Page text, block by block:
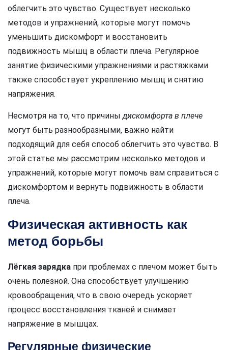
облегчить это чувство. Существует несколько
методов и упражнений, которые могут помочь
уменьшить дискомфорт и восстановить
подвижность мышц в области плеча. Регулярное
занятие физическими упражнениями и растяжками
также способствует укреплению мышц и снятию
напряжения.
Несмотря на то, что причиныдискомфорта в плече
могут быть разнообразными, важно найти
подходящий для себя способ облегчить это чувство. В
этой статье мы рассмотрим несколько методов и
упражнений, которые могут помочь вам справиться с
дискомфортом и вернуть подвижность в области
плеча.
Физическая активность как
метод борьбы
Лёгкая зарядка при проблемах с плечом может быть
очень полезной. Она способствует улучшению
кровообращения, что в свою очередь ускоряет
процесс восстановления тканей и снимает
напряжение в мышцах.
Регулярные физические